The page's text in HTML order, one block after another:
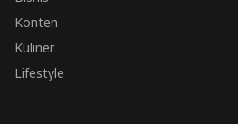
Konten
Kuliner
Lifestyle